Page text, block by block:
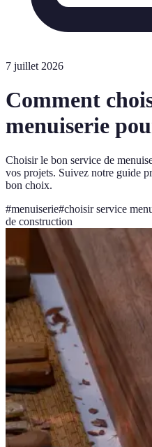
7 juillet 2026
Comment
menuiserie
Choisir le bon service de
vos projets. Suivez notre guide
bon choix.
#menuiserie#choisir service
de construction